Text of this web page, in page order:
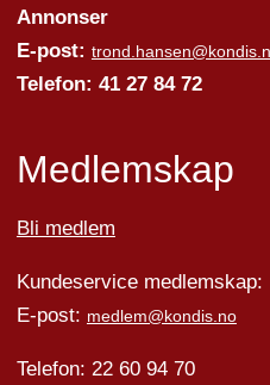
Annonser
E-post:
Telefon: 41 27 84 72
Medlemskap
Bli medlem
Kundeservice medlemskap:
E-post: medlem@kondis.no
Telefon: 22 60 94 70